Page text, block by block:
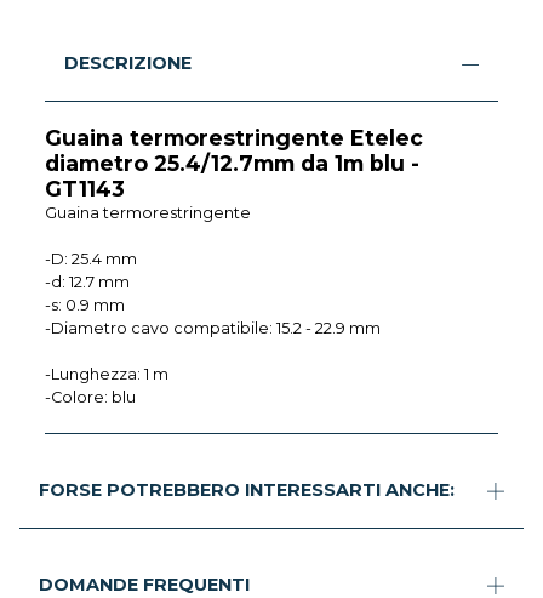
DESCRIZIONE
Guaina termorestringente Etelec
diametro 25.4/12.7mm da 1m blu -
GT1143
Guaina termorestringente
-D: 25.4 mm
-d: 12.7 mm
-s: 0.9 mm
-Diametro cavo compatibile: 15.2 - 22.9 mm
-Lunghezza: 1 m
-Colore: blu
FORSE POTREBBERO INTERESSARTI ANCHE:
DOMANDE FREQUENTI